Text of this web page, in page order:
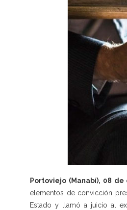
Portoviejo (Manabí), 08
elementos de convicción
Estado y llamó a juicio al